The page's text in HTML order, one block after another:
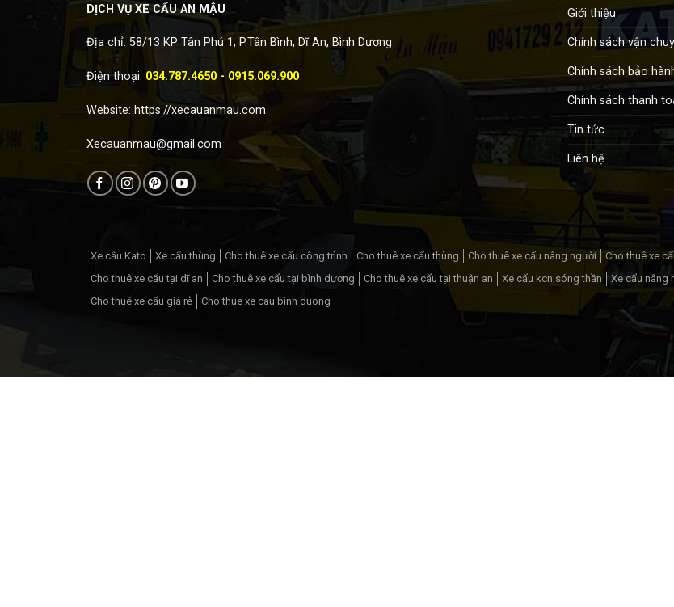
DỊCH VỤ XE CẨU AN MẬU
Địa chỉ: 58/13 KP Tân Phú 1, P.Tân Bình, Dĩ An, Bình Dương
Điện thoại: 034.787.4650 - 0915.069.900
Website: https://xecauanmau.com
Xecauanmau@gmail.com
Giới thiệu
Chính sách vận
Chính sách bảo
Chính sách thanh
Tin tức
Liên hệ
Xe cẩu Kato Xe cẩu thùng Cho thuê xe cẩu công trình Cho thuê xe cẩu thùng Cho thuê xe cẩu nâng người Cho thuê xe
Cho thuê xe cẩu tại dĩ an
Cho thuê xe cẩu tại bình dương Cho thuê xe cẩu tại thuận an Xe cẩu kcn sóng thần Xe cẩu nâng
Cho thuê xe cẩu giá rẻ
Cho thue xe cau binh duong